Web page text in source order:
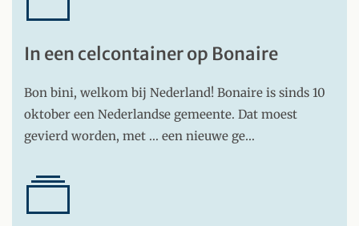
In een celcontainer op Bonaire
Bon bini, welkom bij Nederland! Bonaire is sinds 10
oktober een Nederlandse gemeente. Dat moest
gevierd worden, met ... een nieuwe ge…